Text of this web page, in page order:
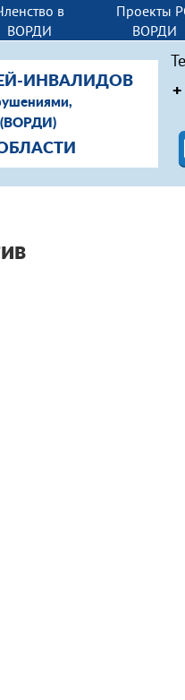
в
ВОРДИ
Проекты
ВОРДИ
ИНВАЛИДОВ
(ВОРДИ)
+